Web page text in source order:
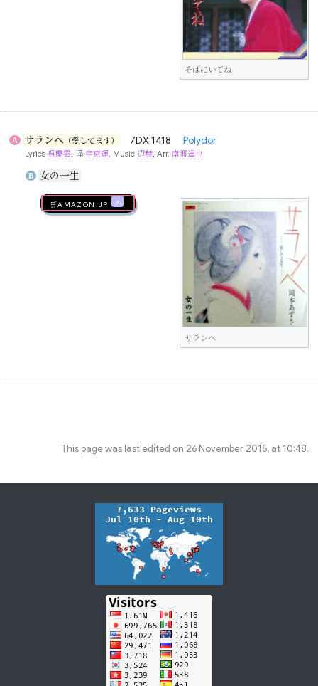
そばにいてね
A サランヘ （愛してます） 7DX 1418 Polydor
Lyrics呉慶雲, 译 申東運, Music辺赫, Arr.南郷達也
B 女の一生
サランヘ
🛒AMAZON.jp
This page was last edited on 26 November 2015, at 10:48.